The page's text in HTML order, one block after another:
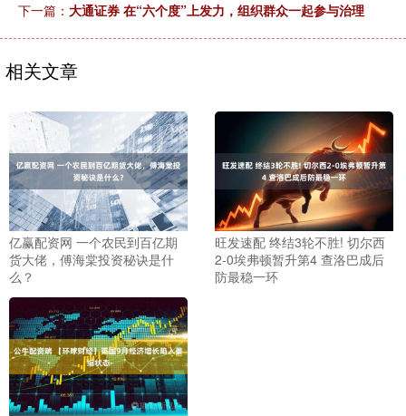
下一篇： 大通证券 在“六个度”上发力，组织群众一起参与治理
相关文章
亿赢配资网 一个农民到百亿期
货大佬，傅海棠投资秘诀是什
么？
旺发速配 终结3轮不胜! 切尔西
2-0埃弗顿暂升第4 查洛巴成后
防最稳一环